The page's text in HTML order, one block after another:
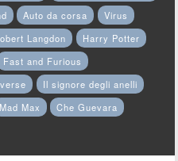
Auto da corsa
Virus
Langdon
Harry Potter
Fast and Furious
Il signore degli anelli
Mad Max
Che Guevara